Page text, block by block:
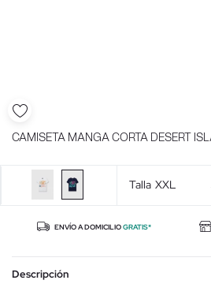
CAMISETA MANGA CORTA DESERT
Talla XXL
ENVÍO A DOMICILIOGRATIS*
Descripción